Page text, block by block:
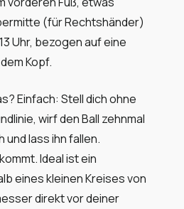
(für Rechtshänder)
Uhr, bezogen auf eine
Kopf.
Einfach: Stell dich ohne
wirf den Ball zehnmal
lass ihn fallen.
Ideal ist ein
eines kleinen Kreises von
direkt vor deiner